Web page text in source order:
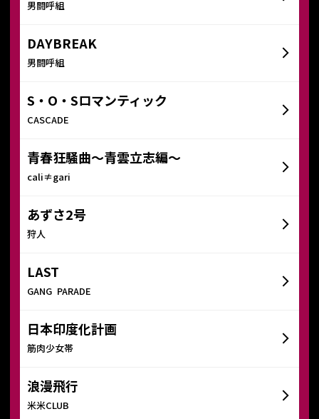
男闘呼組
DAYBREAK
男闘呼組
S・O・Sロマンティック
CASCADE
青春狂騒曲〜青雲立志編〜
cali≠gari
あずさ2号
狩人
LAST
GANG PARADE
日本印度化計画
筋肉少女帯
浪漫飛行
米米CLUB